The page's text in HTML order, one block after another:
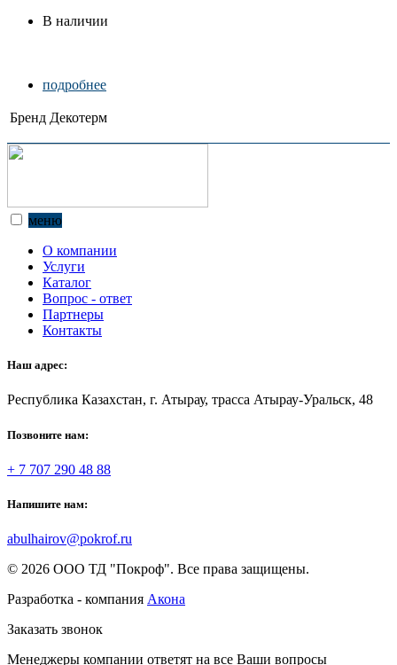
В наличии
подробнее
Бренд Декотерм
меню
О компании
Услуги
Каталог
Вопрос - ответ
Партнеры
Контакты
Наш адрес:
Республика Казахстан, г. Атырау, трасса Атырау-Уральск, 48
Позвоните нам:
+ 7 707 290 48 88
Напишите нам:
abulhairov@pokrof.ru
© 2026 ООО ТД "Покроф". Все права защищены.
Разработка - компания Акона
Заказать звонок
Менеджеры компании ответят на все Ваши вопросы